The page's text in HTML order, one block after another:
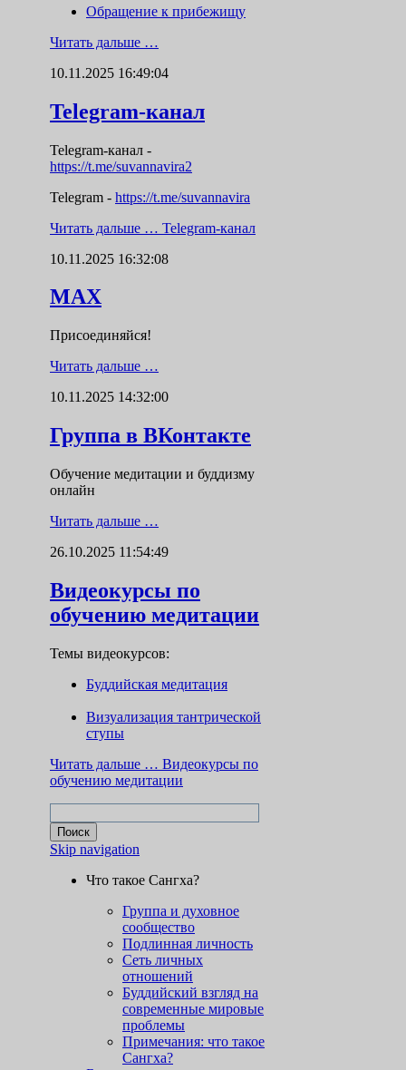
Обращение к прибежищу
Читать дальше …
10.11.2025 16:49:04
Telegram-канал
Telegram-канал -
https://t.me/suvannavira2
Telegram - https://t.me/suvannavira
Читать дальше … Telegram-канал
10.11.2025 16:32:08
MAX
Присоединяйся!
Читать дальше …
10.11.2025 14:32:00
Группа в ВКонтакте
Обучение медитации и буддизму
онлайн
Читать дальше …
26.10.2025 11:54:49
Видеокурсы по
обучению медитации
Темы видеокурсов:
Буддийская медитация
Визуализация тантрической
ступы
Читать дальше … Видеокурсы по
обучению медитации
Skip navigation
Что такое Сангха?
Группа и духовное
сообщество
Подлинная личность
Сеть личных
отношений
Буддийский взгляд на
современные мировые
проблемы
Примечания: что такое
Сангха?